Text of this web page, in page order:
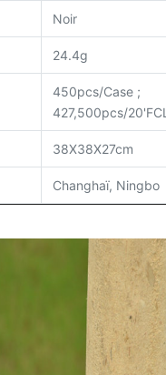
Noir
24.4g
450pcs/Case ;
427,500pcs/20'FCL
38X38X27cm
Changhaï, Ningbo